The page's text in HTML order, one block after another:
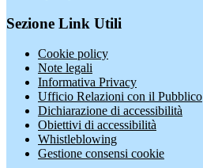
Sezione Link Utili
Cookie policy
Note legali
Informativa Privacy
Ufficio Relazioni con il Pubblico
Dichiarazione di accessibilità
Obiettivi di accessibilità
Whistleblowing
Gestione consensi cookie